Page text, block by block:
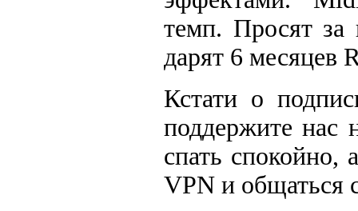
темп. Просят за
дарят 6 месяцев
Кстати о
поддержите нас
спать спокойно,
VPN и общаться